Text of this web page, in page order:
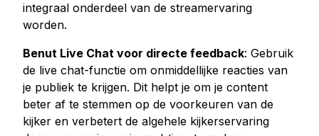
integraal onderdeel van de streamervaring
worden.
Benut Live Chat voor directe feedback: Gebruik
de live chat-functie om onmiddellijke reacties van
je publiek te krijgen. Dit helpt je om je content
beter af te stemmen op de voorkeuren van de
kijker en verbetert de algehele kijkerservaring